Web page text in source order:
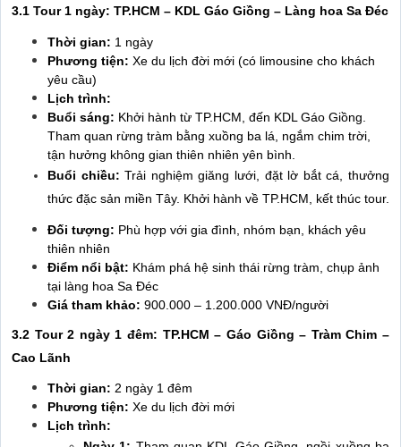
3.1 Tour 1 ngày: TP.HCM – KDL Gáo Giồng – Làng hoa Sa Đéc
Thời gian: 1 ngày
Phương tiện: Xe du lịch đời mới (có limousine cho khách
yêu cầu)
Lịch trình:
Buổi sáng: Khởi hành từ TP.HCM, đến KDL Gáo Giồng.
Tham quan rừng tràm bằng xuồng ba lá, ngắm chim trời,
tận hưởng không gian thiên nhiên yên bình.
Buổi chiều: Trải nghiệm giăng lưới, đặt lờ bắt cá, thưởng
thức đặc sản miền Tây. Khởi hành về TP.HCM, kết thúc tour.
Đối tượng: Phù hợp với gia đình, nhóm bạn, khách yêu
thiên nhiên
Điểm nổi bật: Khám phá hệ sinh thái rừng tràm, chụp ảnh
tại làng hoa Sa Đéc
Giá tham khảo: 900.000 – 1.200.000 VNĐ/người
3.2 Tour 2 ngày 1 đêm: TP.HCM – Gáo Giồng – Tràm Chim –
Cao Lãnh
Thời gian: 2 ngày 1 đêm
Phương tiện: Xe du lịch đời mới
Lịch trình: